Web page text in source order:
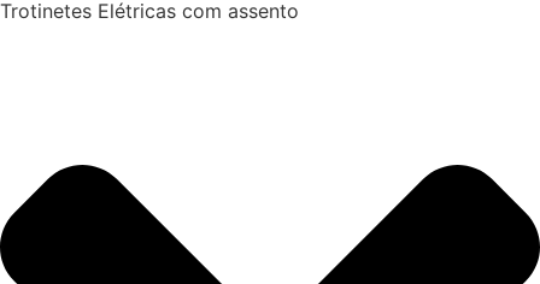
Trotinetes Elétricas com assento